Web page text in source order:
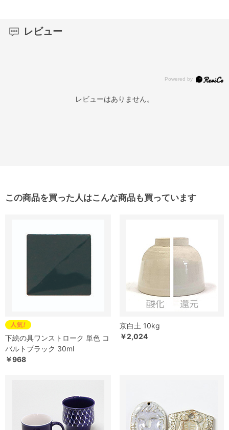
レビュー
レビューはありません。
この商品を買った人はこんな商品も買っています
下絵の具ワンストローク 単色 コ
バルトブラック 30ml
￥968
京白土 10kg
￥2,024